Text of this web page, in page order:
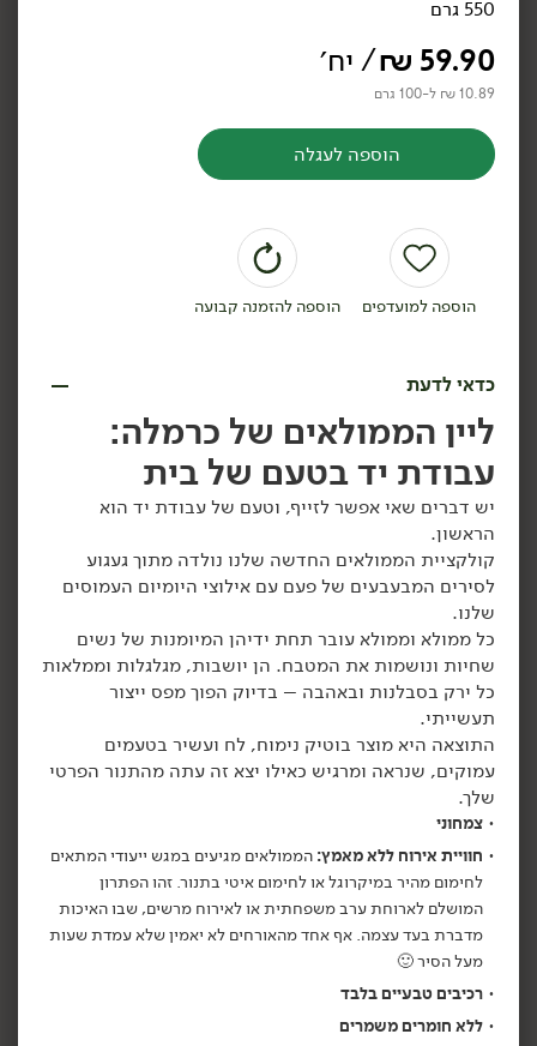
גזר ממולא -
550 גרם
הוספה לסל
יח׳ יח׳
/ יח׳
כרוב לבן ממולא -
הממולאים של כרמלה
550 גרם
10.89 ₪ ל-100 גרם
הוספה לסל
יח׳
₪
בצל סגול ממולא -
הממולאים של כרמלה
550 גרם
10.89 ₪ ל-100 גרם
הוספה לסל
יח׳
59.90
בצל לבן ממולא -
הממולאים של כרמלה
10.89 ₪ ל-100 גרם
הוספה לסל
פלפל טינקרבל ממולא -
הממולאים של כרמלה
10.89 ₪ ל-100 גרם
550 גרם
59.90
₪/ יח׳
10.89 ₪ ל-100 גרם
הוספה לעגלה
הוספה למועדפים הוספה להזמנה קבועה
כדאי לדעת
ליין הממולאים של כרמלה:
עבודת יד בטעם של בית
יש דברים שאי אפשר לזייף, וטעם של עבודת יד הוא
הראשון.
קולקציית הממולאים החדשה שלנו נולדה מתוך געגוע
לסירים המבעבעים של פעם עם אילוצי היומיום העמוסים
שלנו.
כל ממולא וממולא עובר תחת ידיהן המיומנות של נשים
שחיות ונושמות את המטבח. הן יושבות, מגלגלות וממלאות
כל ירק בסבלנות ובאהבה – בדיוק הפוך מפס ייצור
תעשייתי.
התוצאה היא מוצר בוטיק נימוח, לח ועשיר בטעמים
עמוקים, שנראה ומרגיש כאילו יצא זה עתה מהתנור הפרטי
שלך.
צמחוני
חוויית אירוח ללא מאמץ: הממולאים מגיעים במגש ייעודי המתאים
לחימום מהיר במיקרוגל או לחימום איטי בתנור. זהו הפתרון
המושלם לארוחת ערב משפחתית או לאירוח מרשים, שבו האיכות
מדברת בעד עצמה. אף אחד מהאורחים לא יאמין שלא עמדת שעות
מעל הסיר 🙂
רכיבים טבעיים בלבד
ללא חומרים משמרים